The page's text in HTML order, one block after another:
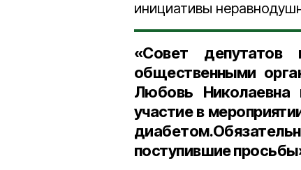
инициативы
«Совет депутатов
общественными
Любовь Николаевна
участие в
поступившие